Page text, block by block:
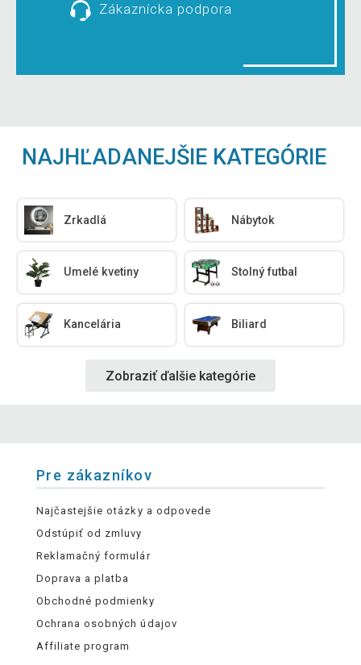
Zákaznícka podpora
NAJHĽADANEJŠIE KATEGÓRIE
Zrkadlá Nábytok
Umelé kvetiny Stolný futbal
Kancelária Biliard
Zobraziť ďalšie kategórie
Pre zákazníkov
Najčastejšie otázky a odpovede
Odstúpiť od zmluvy
Reklamačný formulár
Doprava a platba
Obchodné podmienky
Ochrana osobných údajov
Affiliate program